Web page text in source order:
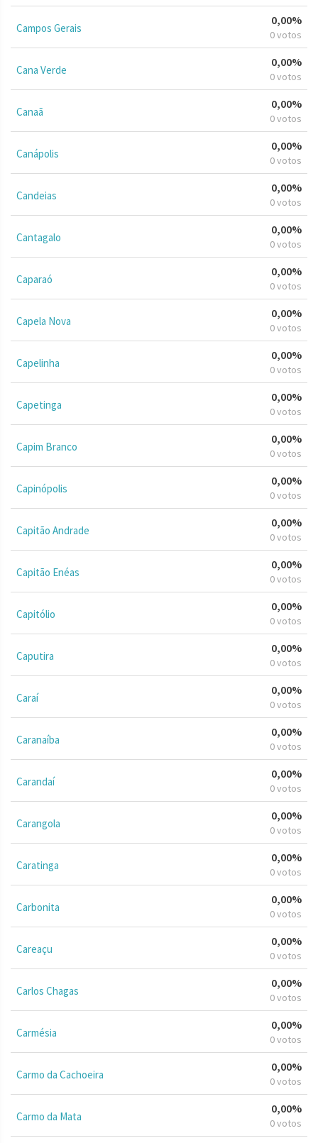
Campos Gerais
0,00%
0 votos
Cana Verde
0,00%
0 votos
Canaã
0,00%
0 votos
Canápolis
0,00%
0 votos
Candeias
0,00%
0 votos
Cantagalo
0,00%
0 votos
Caparaó
0,00%
0 votos
Capela Nova
0,00%
0 votos
Capelinha
0,00%
0 votos
Capetinga
0,00%
0 votos
Capim Branco
0,00%
0 votos
Capinópolis
0,00%
0 votos
Capitão Andrade
0,00%
0 votos
Capitão Enéas
0,00%
0 votos
Capitólio
0,00%
0 votos
Caputira
0,00%
0 votos
Caraí
0,00%
0 votos
Caranaíba
0,00%
0 votos
Carandaí
0,00%
0 votos
Carangola
0,00%
0 votos
Caratinga
0,00%
0 votos
Carbonita
0,00%
0 votos
Careaçu
0,00%
0 votos
Carlos Chagas
0,00%
0 votos
Carmésia
0,00%
0 votos
Carmo da Cachoeira
0,00%
0 votos
Carmo da Mata
0,00%
0 votos